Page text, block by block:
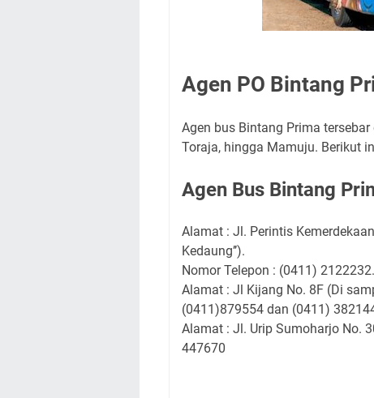
Agen PO Bintang
Agen bus Bintang Prima
Toraja, hingga Mamuju. Berikut
Agen Bus Bintang
Alamat : Jl. Perintis Kemerdekaan
Kedaung’’).
Nomor Telepon : (0411)
Alamat : Jl Kijang No. 8F (Di
(0411)879554 dan (0411)
Alamat : Jl. Urip Sumoharjo No.
447670